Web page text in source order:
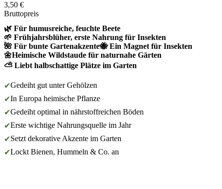
3,50 €
Bruttopreis
🌿 Für humusreiche, feuchte Beete
🌱 Frühjahrsblüher, erste Nahrung für Insekten
🌺 Für bunte Gartenakzente🐝 Ein Magnet für Insekten
🌼Heimische Wildstaude für naturnahe Gärten
⛅ Liebt halbschattige Plätze im Garten
✔Gedeiht gut unter Gehölzen
✔In Europa heimische Pflanze
✔Gedeiht optimal in nährstoffreichen Böden
✔Erste wichtige Nahrungsquelle im Jahr
✔Setzt dekorative Akzente im Garten
✔Lockt Bienen, Hummeln & Co. an